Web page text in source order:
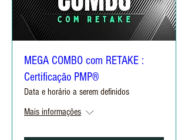
MEGA COMBO com RETAKE :
Certificação PMP®
Data e horário a serem definidos
Mais informações